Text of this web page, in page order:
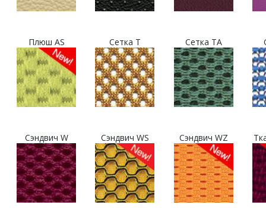
Плюш AS Сетка T Сетка TA
Сэндвич W Сэндвич WS Сэндвич WZ